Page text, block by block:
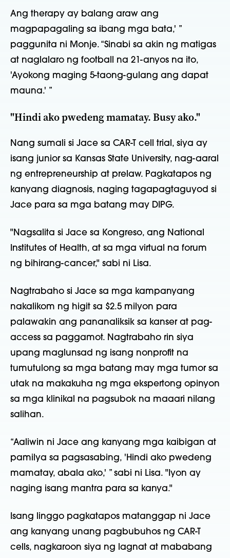
Ang therapy ay balang araw ang
magpapagaling sa ibang mga bata,' ”
paggunita ni Monje. “Sinabi sa akin ng matigas
at naglalaro ng football na 21-anyos na ito,
'Ayokong maging 5-taong-gulang ang dapat
mauna.' ”
"Hindi ako pwedeng mamatay. Busy ako."
Nang sumali si Jace sa CAR-T cell trial, siya ay
isang junior sa Kansas State University, nag-aaral
ng entrepreneurship at prelaw. Pagkatapos ng
kanyang diagnosis, naging tagapagtaguyod si
Jace para sa mga batang may DIPG.
"Nagsalita si Jace sa Kongreso, ang National
Institutes of Health, at sa mga virtual na forum
ng bihirang-cancer," sabi ni Lisa.
Nagtrabaho si Jace sa mga kampanyang
nakalikom ng higit sa $2.5 milyon para
palawakin ang pananaliksik sa kanser at pag-
access sa paggamot. Nagtrabaho rin siya
upang maglunsad ng isang nonprofit na
tumutulong sa mga batang may mga tumor sa
utak na makakuha ng mga ekspertong opinyon
sa mga klinikal na pagsubok na maaari nilang
salihan.
“Aaliwin ni Jace ang kanyang mga kaibigan at
pamilya sa pagsasabing, 'Hindi ako pwedeng
mamatay, abala ako,' ” sabi ni Lisa. "Iyon ay
naging isang mantra para sa kanya."
Isang linggo pagkatapos matanggap ni Jace
ang kanyang unang pagbubuhos ng CAR-T
cells, nagkaroon siya ng lagnat at mababang